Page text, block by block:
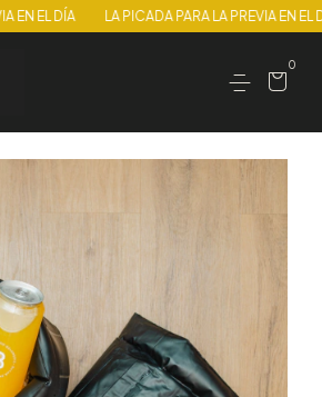
EL DÍA LA PICADA PARA LA PREVIA EN EL DÍA
0